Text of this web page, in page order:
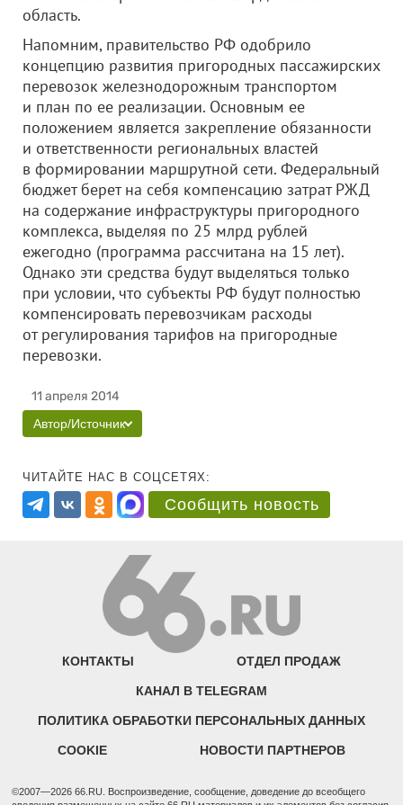
область.
Напомним, правительство РФ одобрило
концепцию развития пригородных пассажирских
перевозок железнодорожным транспортом
и план по ее реализации. Основным ее
положением является закрепление обязанности
и ответственности региональных властей
в формировании маршрутной сети. Федеральный
бюджет берет на себя компенсацию затрат РЖД
на содержание инфраструктуры пригородного
комплекса, выделяя по 25 млрд рублей
ежегодно (программа рассчитана на 15 лет).
Однако эти средства будут выделяться только
при условии, что субъекты РФ будут полностью
компенсировать перевозчикам расходы
от регулирования тарифов на пригородные
перевозки.
11 апреля 2014
Автор/Источник
ЧИТАЙТЕ НАС В СОЦСЕТЯХ:
Сообщить новость
КОНТАКТЫ ОТДЕЛ ПРОДАЖ
КАНАЛ В TELEGRAM
ПОЛИТИКА ОБРАБОТКИ ПЕРСОНАЛЬНЫХ ДАННЫХ
COOKIE НОВОСТИ ПАРТНЕРОВ
©2007—2026 66.RU. Воспроизведение, сообщение, доведение до всеобщего